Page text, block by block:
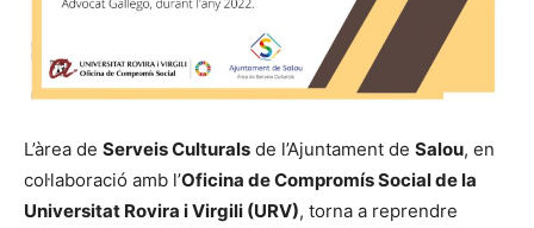
L’àrea de Serveis Culturals de l’Ajuntament de Salou, en
col·laboració amb l’Oficina de Compromís Social de la
Universitat Rovira i Virgili (URV), torna a reprendre